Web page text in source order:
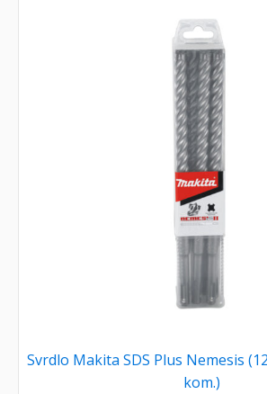
Svrdlo Makita SDS Plus Nemesis
kom.)